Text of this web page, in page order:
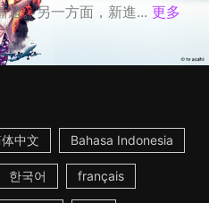
遠。另一方面，新進... 更多
中文 Bahasa Indonesia
한국어 français